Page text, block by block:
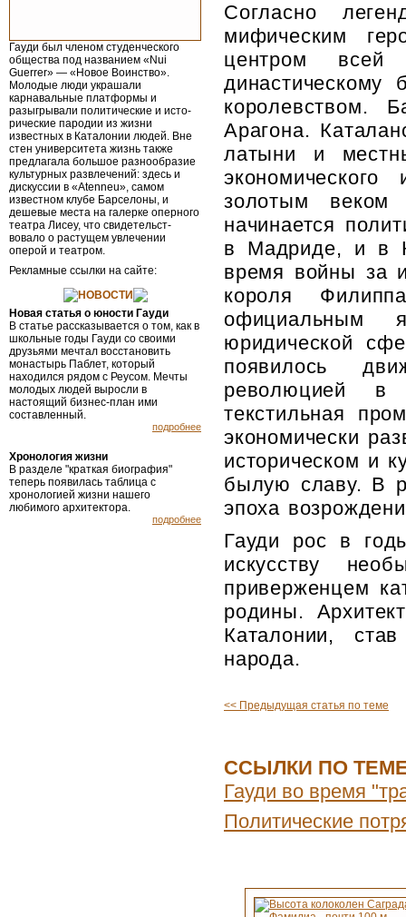
Гауди был членом студенческого
общества под названием «Nui
Guerrer» — «Новое Воин­ство».
Молодые люди украшали
карнавальные платформы и
разыгрывали политические и исто­
рические пародии из жизни
известных в Катало­нии людей. Вне
стен университета жизнь также
предлагала большое разнообразие
культурных развлечений: здесь и
дискуссии в «Atenneu», самом
известном клубе Барселоны, и
дешевые места на галерке оперного
театра Лисеу, что свидетельст­
вовало о растущем увлечении
оперой и театром.
Рекламные ссылки на сайте:
НОВОСТИ
Новая статья о юности Гауди
В статье рассказывается о том, как в
школьные годы Гауди со своими
друзьями мечтал восстановить
монастырь Паблет, который
находился рядом с Реусом. Мечты
молодых людей выросли в
настоящий бизнес-план ими
составленный.
подробнее
Хронология жизни
В разделе "краткая биография"
теперь появилась таблица с
хронологией жизни нашего
любимого архитектора.
подробнее
Согласно
мифическим
центром
династическому
королевством.
Арагона.
латыни и
золотым
начинается
в Мадриде, и в
время войны за
короля
официальным
юридической
появилось
революцией в
текстильная
экономически
историческом и
былую славу. В
эпоха
Гауди рос в
искусству
приверженцем
родины.
Каталонии,
народа.
<< Предыдущая статья по теме
ССЫЛКИ ПО
Гауди во время
Политические